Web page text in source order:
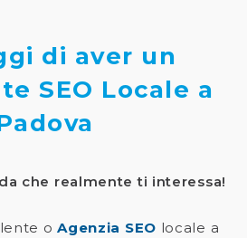
di aver un
SEO Locale a
che realmente ti interessa!
oAgenzia SEO locale a